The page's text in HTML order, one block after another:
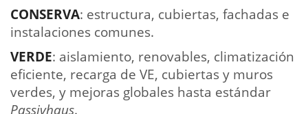
CONSERVA: estructura, cubiertas, fachadas e
instalaciones comunes.
VERDE: aislamiento, renovables, climatización
eficiente, recarga de VE, cubiertas y muros
verdes, y mejoras globales hasta estándar
Passivhaus.